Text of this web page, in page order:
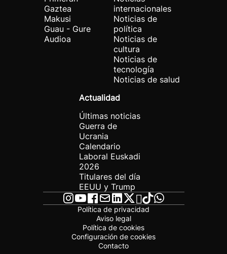
Gaztea
Makusi
Guau - Gure
Audioa
internacionales
Noticias de
política
Noticias de
cultura
Noticias de
tecnología
Noticias de salud
Actualidad
Últimas noticias
Guerra de
Ucrania
Calendario
Laboral Euskadi
2026
Titulares del día
EEUU y Trump
Política de privacidad
Aviso legal
Política de cookies
Configuración de cookies
Contacto